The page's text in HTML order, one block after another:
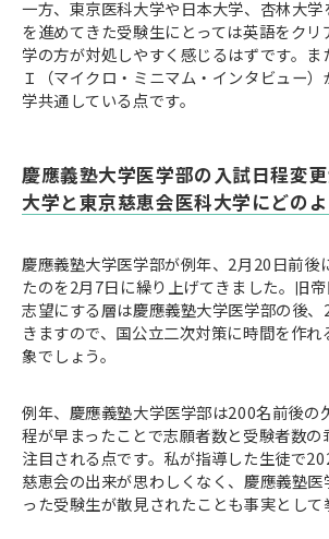
一方、東京医科大学や日本大学、杏林大
を進めてきた受験生にとっては英語をクリ
学の方が対処しやすく感じるはずです。ま
Ｉ（マイクロ・ミニマム・インタビュー
学共通している点です。
慶應義塾大学医学部の入試日程変
大学と東京慈恵会医科大学にどの
慶應義塾大学医学部が例年、2月20日前後
たのを2月7日に繰り上げてきました。旧
志望にする層は慶應義塾大学医学部の後
きますので、国公立二次対策に時間を作
象でしょう。
例年、慶應義塾大学医学部は200名前後の
程が早まったことで志願者数と受験者数
注目される点です。私が指導した生徒で
慈恵会の出来が思わしくなく、慶應義塾
った受験生が散見されたことも事実として